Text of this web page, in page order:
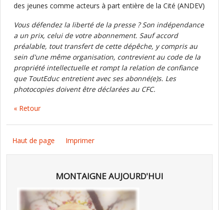
des jeunes comme acteurs à part entière de la Cité (ANDEV)
Vous défendez la liberté de la presse ? Son indépendance
a un prix, celui de votre abonnement. Sauf accord
préalable, tout transfert de cette dépêche, y compris au
sein d'une même organisation, contrevient au code de la
propriété intellectuelle et rompt la relation de confiance
que ToutEduc entretient avec ses abonné(e)s. Les
photocopies doivent être déclarées au CFC.
« Retour
Haut de page Imprimer
MONTAIGNE AUJOURD'HUI